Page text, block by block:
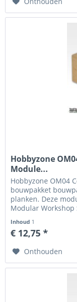
Hobbyzone
Module...
Hobbyzone OM04
bouwpakket
planken. Deze
Modular Workshop
Inhoud 1
€ 12,75 *
Onthouden